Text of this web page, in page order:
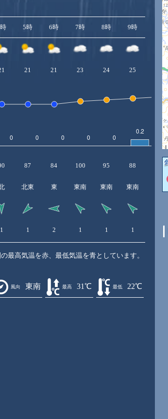
5時 6時 7時 8時 9時 10時
21 21 23 24 25
87 84 100 95 88
北東 東 東南 東南 東南
1 1 2 1 1 1
最高気温を赤、最低気温を青としています。
風向 東南 最高 31℃ 最低 22℃